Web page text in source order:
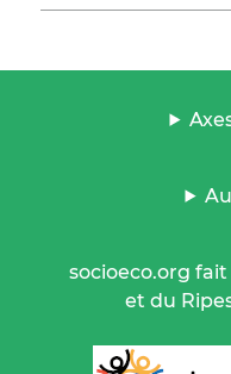
socioeco.org
et du